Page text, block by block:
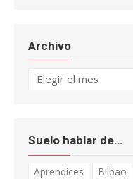
Archivo
Archivo
Suelo hablar de…
Aprendices Bilbao